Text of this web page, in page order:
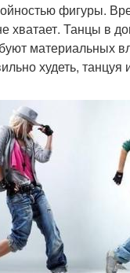
фигуры.
хватает. Танцы в
материальных
худеть,